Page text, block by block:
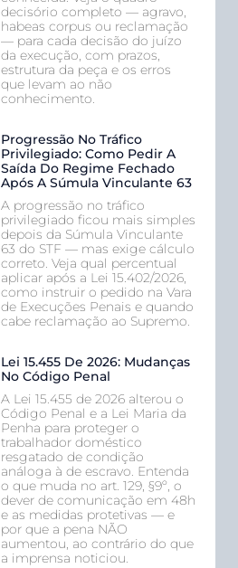
decisório completo — agravo,
habeas corpus ou reclamação
— para cada decisão do juízo
da execução, com prazos,
estrutura da peça e os erros
que levam ao não
conhecimento.
Progressão No Tráfico
Privilegiado: Como Pedir A
Saída Do Regime Fechado
Após A Súmula Vinculante 63
A progressão no tráfico
privilegiado ficou mais simples
depois da Súmula Vinculante
63 do STF — mas exige cálculo
correto. Veja qual percentual
aplicar após a Lei 15.402/2026,
como instruir o pedido na Vara
de Execuções Penais e quando
cabe reclamação ao Supremo.
Lei 15.455 De 2026: Mudanças
No Código Penal
A Lei 15.455 de 2026 alterou o
Código Penal e a Lei Maria da
Penha para proteger o
trabalhador doméstico
resgatado de condição
análoga à de escravo. Entenda
o que muda no art. 129, §9º, o
dever de comunicação em 48h
e as medidas protetivas — e
por que a pena NÃO
aumentou, ao contrário do que
a imprensa noticiou.